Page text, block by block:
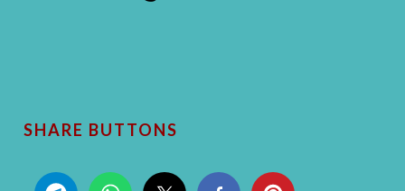
SHARE BUTTONS